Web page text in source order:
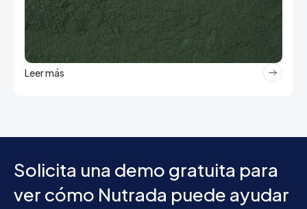
Leer más
Solicita una demo gratuita para
ver cómo Nutrada puede ayudar